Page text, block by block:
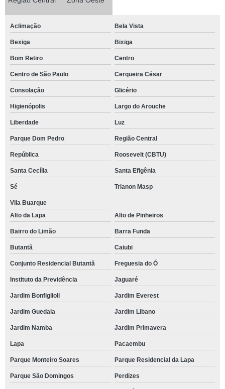
Aclimação Bela Vista
Bexiga Bixiga
Bom Retiro Centro
Centro de São Paulo Cerqueira César
Consolação Glicério
Higienópolis Largo do Arouche
Liberdade Luz
Parque Dom Pedro Região Central
República Roosevelt (CBTU)
Santa Cecília Santa Efigênia
Sé Trianon Masp
Vila Buarque
Alto da Lapa
Alto de Pinheiros
Bairro do Limão Barra Funda
Butantã Caiubi
Conjunto Residencial Butantã Freguesia do Ó
Instituto da Previdência Jaguaré
Jardim Bonfiglioli Jardim Everest
Jardim Guedala Jardim Libano
Jardim Namba Jardim Primavera
Lapa Pacaembu
Parque Monteiro Soares Parque Residencial da Lapa
Parque São Domingos Perdizes